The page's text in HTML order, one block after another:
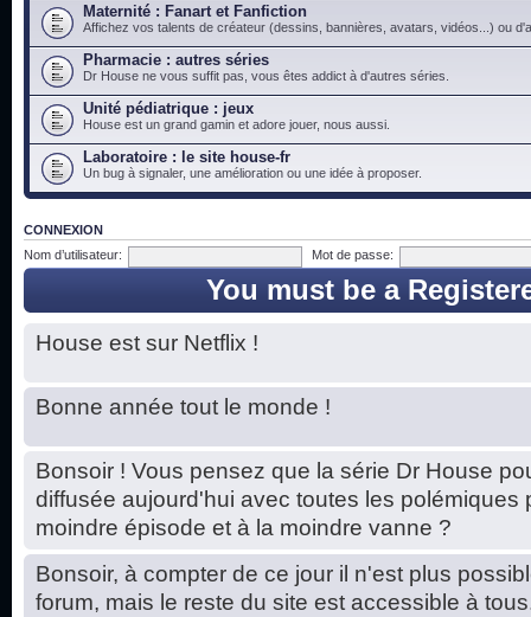
Maternité : Fanart et Fanfiction
Affichez vos talents de créateur (dessins, bannières, avatars, vidéos...) ou
Pharmacie : autres séries
Dr House ne vous suffit pas, vous êtes addict à d'autres séries.
Unité pédiatrique : jeux
House est un grand gamin et adore jouer, nous aussi.
Laboratoire : le site house-fr
Un bug à signaler, une amélioration ou une idée à proposer.
CONNEXION
Nom d’utilisateur:
Mot de passe:
You must be a
House est sur Netflix !
Bonne année tout le monde !
Bonsoir ! Vous pensez que la série Dr House
diffusée aujourd'hui avec toutes les polémiques
moindre épisode et à la moindre vanne ?
Bonsoir, à compter de ce jour il n'est plus
forum, mais le reste du site est accessible à